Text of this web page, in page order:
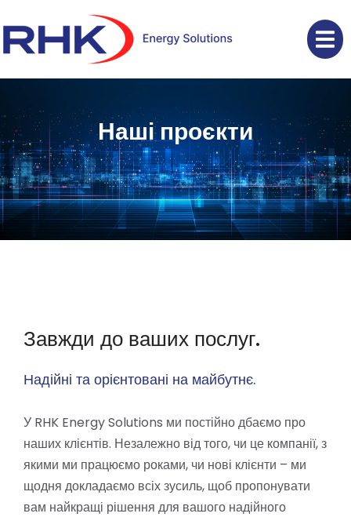
Наші проєкти
Завжди до ваших послуг.
Надійні та орієнтовані на майбутнє.
У RHK Energy Solutions ми постійно дбаємо про
наших клієнтів. Незалежно від того, чи це компанії, з
якими ми працюємо роками, чи нові клієнти – ми
щодня докладаємо всіх зусиль, щоб пропонувати
вам найкращі рішення для вашого надійного